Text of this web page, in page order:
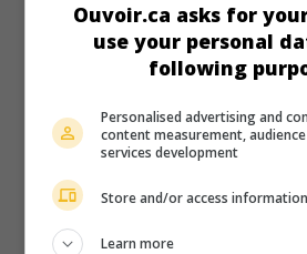
É.-U. 2016. Comédiede Liza
Kevin Spacey,Colin Hanks.
Richard Nixon reçoit Elvis Presley,
agent fédéral pour lutter contre la
ravagent la jeunesse
Ouvoir.ca asks for
use your personal
following
Personalised advertising and
content measurement,
services development
Store and/or access
Learn more